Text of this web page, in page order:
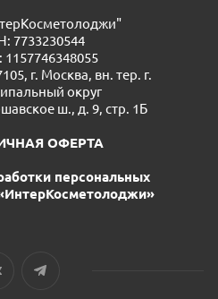
7733230544
г. Москва, вн. тер. г.
округ
ш., д. 9, стр. 1Б
ОФЕРТА
персональных